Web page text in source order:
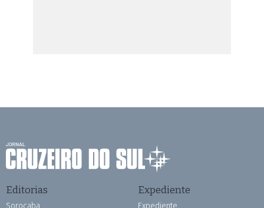
Editorias
Sorocaba
Expediente
Expediente